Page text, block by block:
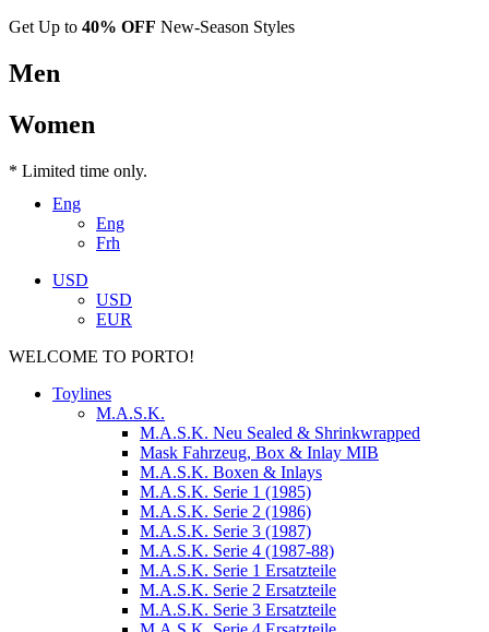
Get Up to 40% OFF New-Season Styles
Men
Women
* Limited time only.
Eng
Eng
Frh
USD
USD
EUR
WELCOME TO PORTO!
Toylines
M.A.S.K.
M.A.S.K. Neu Sealed & Shrinkwrapped
Mask Fahrzeug, Box & Inlay MIB
M.A.S.K. Boxen & Inlays
M.A.S.K. Serie 1 (1985)
M.A.S.K. Serie 2 (1986)
M.A.S.K. Serie 3 (1987)
M.A.S.K. Serie 4 (1987-88)
M.A.S.K. Serie 1 Ersatzteile
M.A.S.K. Serie 2 Ersatzteile
M.A.S.K. Serie 3 Ersatzteile